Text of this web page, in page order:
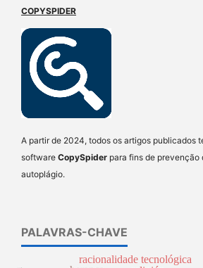
COPYSPIDER
A partir de 2024, todos os artigos publicados
software CopySpider para fins de prevenção
autoplágio.
PALAVRAS-CHAVE
racionalidade tecnológica